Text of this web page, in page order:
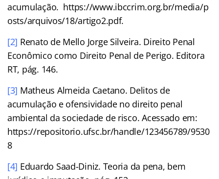
acumulação. https://www.ibccrim.org.br/media/p
osts/arquivos/18/artigo2.pdf.
[2] Renato de Mello Jorge Silveira. Direito Penal
Econômico como Direito Penal de Perigo. Editora
RT, pág. 146.
[3] Matheus Almeida Caetano. Delitos de
acumulação e ofensividade no direito penal
ambiental da sociedade de risco. Acessado em:
https://repositorio.ufsc.br/handle/123456789/9530
8
[4] Eduardo Saad-Diniz. Teoria da pena, bem